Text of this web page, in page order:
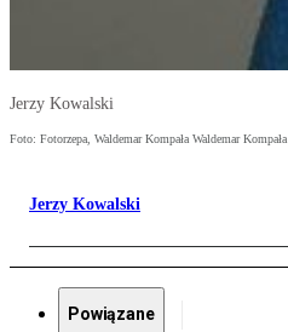
Jerzy Kowalski
Foto: Fotorzepa, Waldemar Kompała Waldemar Kompała
Jerzy Kowalski
Powiązane